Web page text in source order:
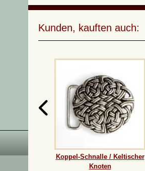
Kunden, kauften auch:
Koppel-Schnalle / Keltischer
Knoten